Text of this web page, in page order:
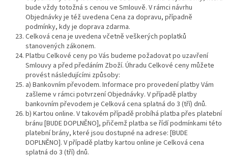
bude vždy totožná s cenou ve Smlouvě. V rámci návrhu
Objednávky je též uvedena Cena za dopravu, případně
podmínky, kdy je doprava zdarma.
Celková cena je uvedena včetně veškerých poplatků
stanovených zákonem.
Platbu Celkové ceny po Vás budeme požadovat po uzavření
Smlouvy a před předáním Zboží. Úhradu Celkové ceny můžete
provést následujícími způsoby:
a) Bankovním převodem. Informace pro provedení platby Vám
zašleme v rámci potvrzení Objednávky. V případě platby
bankovním převodem je Celková cena splatná do 3 (tří) dnů.
b) Kartou online. V takovém případě probíhá platba přes platební
bránu [BUDE DOPLNĚNO], přičemž platba se řídí podmínkami této
platební brány, které jsou dostupné na adrese: [BUDE
DOPLNĚNO]. V případě platby kartou online je Celková cena
splatná do 3 (tří) dnů.